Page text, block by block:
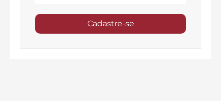
Cadastre-se